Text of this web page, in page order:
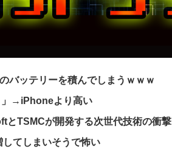
バッテリーを積んでしまうｗｗｗ
」→iPhoneより高い
とTSMCが開発する次世代技術の衝撃
してしまいそうで怖い